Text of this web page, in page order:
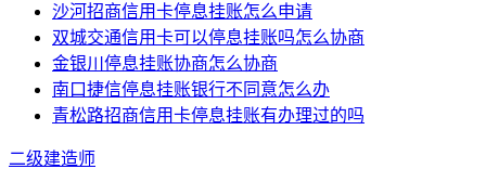
沙河招商信用卡停息挂账怎么申请
双城交通信用卡可以停息挂账吗怎么协商
金银川停息挂账协商怎么协商
南口捷信停息挂账银行不同意怎么办
青松路招商信用卡停息挂账有办理过的吗
二级建造师